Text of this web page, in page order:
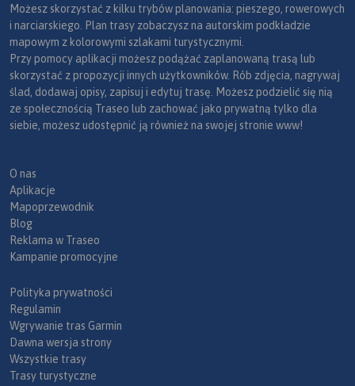
Możesz skorzystać z kilku trybów planowania: pieszego, rowerowych
i narciarskiego. Plan trasy zobaczysz na autorskim podkładzie
mapowym z kolorowymi szlakami turystycznymi.
Przy pomocy aplikacji możesz podążać zaplanowaną trasą lub
skorzystać z propozycji innych użytkowników. Rób zdjęcia, nagrywaj
ślad, dodawaj opisy, zapisuj i edytuj trasę. Możesz podzielić się nią
ze społecznością Traseo lub zachować jako prywatną tylko dla
siebie, możesz udostępnić ją również na swojej stronie www!
O nas
Aplikacje
Mapoprzewodnik
Blog
Reklama w Traseo
Kampanie promocyjne
Polityka prywatności
Regulamin
Wgrywanie tras Garmin
Dawna wersja strony
Wszystkie trasy
Trasy turystyczne